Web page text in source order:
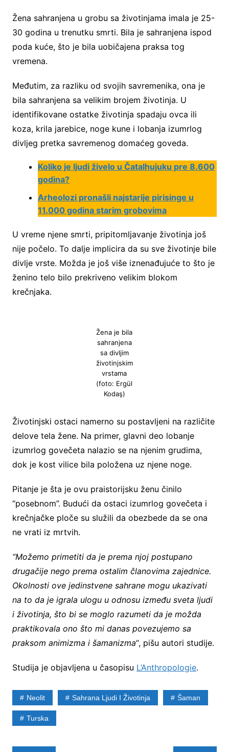
Žena sahranjena u grobu sa životinjama imala je 25-
30 godina u trenutku smrti. Bila je sahranjena ispod
poda kuće, što je bila uobičajena praksa tog
vremena.
Međutim, za razliku od svojih savremenika, ona je
bila sahranjena sa velikim brojem životinja. U
identifikovane ostatke životinja spadaju ovca ili
koza, krila jarebice, noge kune i lobanja izumrlog
divljeg pretka savremenog domaćeg goveda.
Koliko je ljudi živelo u Čatalhujuku pre 8.600
godina?
Arheolozi pronašli najstarije pirisinge u
11.000 godina starim grobovima
U vreme njene smrti, pripitomljavanje životinja još
nije počelo. To dalje implicira da su sve životinje bile
divlje vrste. Možda je još više iznenađujuće to što je
ženino telo bilo prekriveno velikim blokom
krečnjaka.
Žena je bila
sahranjena
sa divljim
životinjskim
vrstama
(foto: Ergül
Kodaş)
Životinjski ostaci namerno su postavljeni na različite
delove tela žene. Na primer, glavni deo lobanje
izumrlog govečeta nalazio se na njenim grudima,
dok je kost vilice bila položena uz njene noge.
Pitanje je šta je ovu praistorijsku ženu činilo
“posebnom”. Budući da ostaci izumrlog govečeta i
krečnjačke ploče su služili da obezbede da se ona
ne vrati iz mrtvih.
“Možemo primetiti da je prema njoj postupano
drugačije nego prema ostalim članovima zajednice.
Okolnosti ove jedinstvene sahrane mogu ukazivati
na to da je igrala ulogu u odnosu između sveta ljudi
i životinja, što bi se moglo razumeti da je možda
praktikovala ono što mi danas povezujemo sa
praksom animizma i šamanizma“, pišu autori studije.
Studija je objavljena u časopisu L’Anthropologie.
Neolit Sahrana Ljudi I Životinja Šaman
Turska